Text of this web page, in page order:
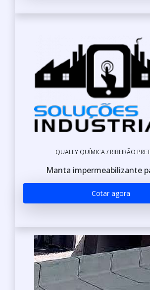
QUALLY QUÍMICA / RIBEIRÃO
Manta impermeabilizante
Cotar agora